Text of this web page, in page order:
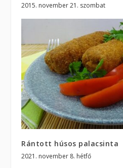
2015. november 21. szombat
Rántott húsos palacsinta
2021. november 8. hétfő